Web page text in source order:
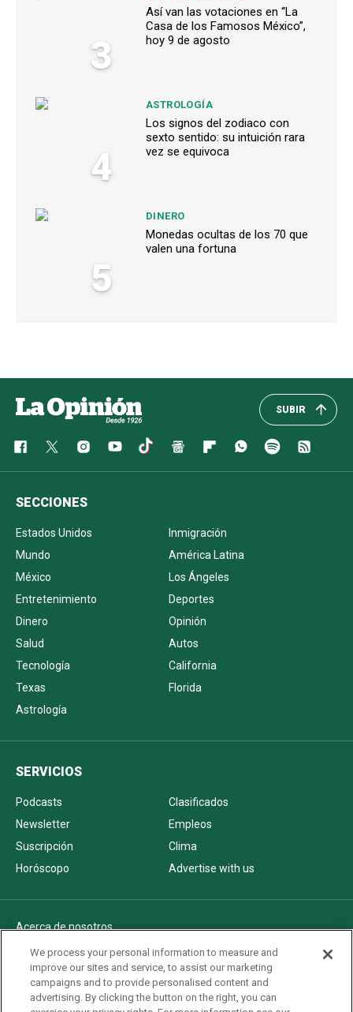
3
Así van las votaciones en “La
Casa de los Famosos México”,
hoy 9 de agosto
4
ASTROLOGÍA
Los signos del zodiaco con
sexto sentido: su intuición rara
vez se equivoca
5
DINERO
Monedas ocultas de los 70 que
valen una fortuna
SUBIR
SECCIONES
Estados Unidos
Inmigración
Mundo
América Latina
México
Los Ángeles
Entretenimiento
Deportes
Dinero
Opinión
Salud
Autos
Tecnología
California
Texas
Florida
Astrología
SERVICIOS
Podcasts
Clasificados
Newsletter
Empleos
Suscripción
Clima
Horóscopo
Advertise with us
Acerca de nosotros
Politica de privacidad
Pautas Editoriales
AdChoices
We process your personal information to measure and
improve our sites and service, to assist our marketing
campaigns and to provide personalised content and
advertising. By clicking the button on the right, you can